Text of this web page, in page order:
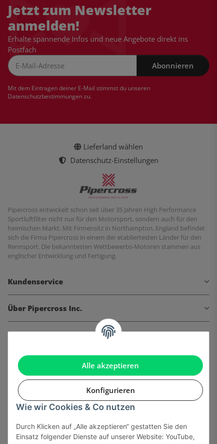
Alle akzeptieren
Konfigurieren
Wie wir Cookies & Co nutzen
Durch Klicken auf „Alle akzeptieren“ gestatten Sie den
Einsatz folgender Dienste auf unserer Website: YouTube,
Jetzt zum Newsletter
anmelden!
Erhalte spannende Infos und neue Angebote direkt ins
Postfach
Abonnieren
Mit dem Eintragen deiner E-Mail stimmst du unseren
Datenschutzbestimmungenzu.
Lieferland wählen
Datenschutz-Einstellungen
Pipercross entwickelt schon seit über 35 Jahren High Performance
Sportluftfilter nicht nur für den Motorsport, sondern auch für den
heimischen Markt. Mit Firmensitz in Northampton, England befindet
sich die Firma Pipercross in einem der etabliertesten Länder für den
Rennsport. Die bekanntesten Wettbewerbs-Motoren stammen aus
englischer Entwicklung und Fertigung.
Kundenservice
Über Pipercross Inc.
Informationen
Gesetzliche Informationen
Sicher bezahlen via: